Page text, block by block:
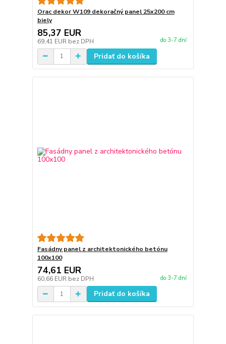
Orac dekor W109 dekoračný panel 25x200 cm
biely
85,37 EUR
69,41 EUR bez DPH do 3-7 dní
Pridať do košíka
Fasádny panel z architektonického betónu
100x100
74,61 EUR
60,66 EUR bez DPH do 3-7 dní
Pridať do košíka